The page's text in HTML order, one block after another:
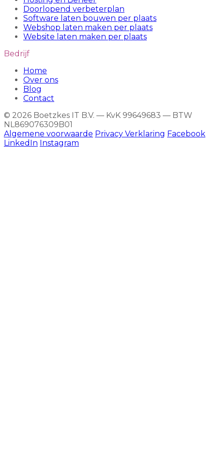
Doorlopend verbeterplan
Software laten bouwen per plaats
Webshop laten maken per plaats
Website laten maken per plaats
Bedrijf
Home
Over ons
Blog
Contact
© 2026 Boetzkes IT B.V. — KvK 99649683 — BTW
NL869076309B01
Algemene voorwaarde Privacy Verklaring Facebook
LinkedIn Instagram